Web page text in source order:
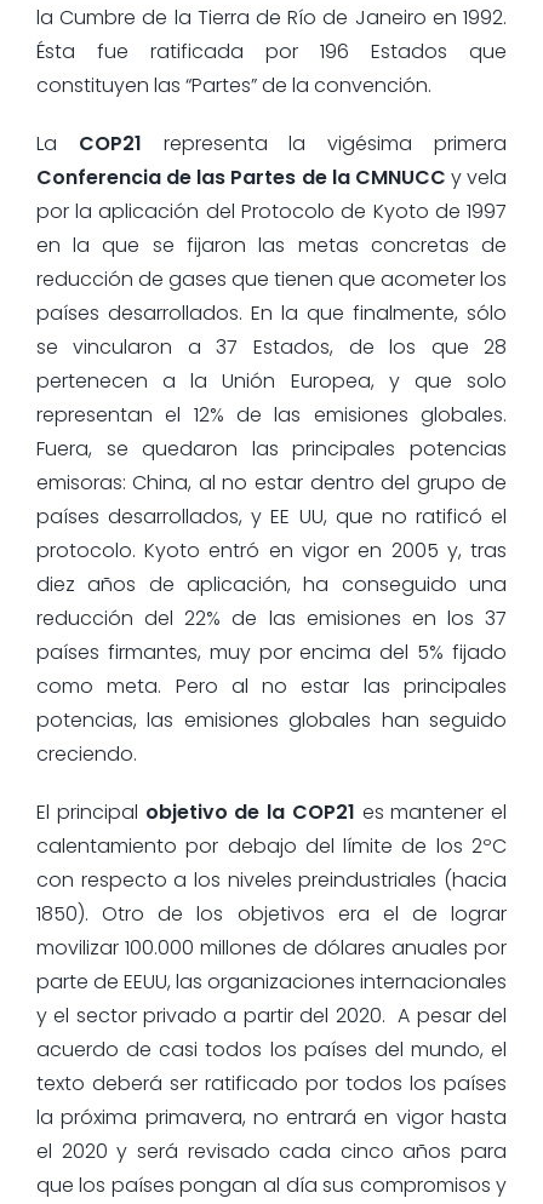
la Cumbre de la Tierra de Río de Janeiro en 1992.
Ésta fue ratificada por 196 Estados que
constituyen las “Partes” de la convención.
La COP21 representa la vigésima primera
Conferencia de las Partes de la CMNUCC y vela
por la aplicación del Protocolo de Kyoto de 1997
en la que se fijaron las metas concretas de
reducción de gases que tienen que acometer los
países desarrollados. En la que finalmente, sólo
se vincularon a 37 Estados, de los que 28
pertenecen a la Unión Europea, y que solo
representan el 12% de las emisiones globales.
Fuera, se quedaron las principales potencias
emisoras: China, al no estar dentro del grupo de
países desarrollados, y EE UU, que no ratificó el
protocolo. Kyoto entró en vigor en 2005 y, tras
diez años de aplicación, ha conseguido una
reducción del 22% de las emisiones en los 37
países firmantes, muy por encima del 5% fijado
como meta. Pero al no estar las principales
potencias, las emisiones globales han seguido
creciendo.
El principal objetivo de la COP21 es mantener el
calentamiento por debajo del límite de los 2ºC
con respecto a los niveles preindustriales (hacia
1850). Otro de los objetivos era el de lograr
movilizar 100.000 millones de dólares anuales por
parte de EEUU, las organizaciones internacionales
y el sector privado a partir del 2020. A pesar del
acuerdo de casi todos los países del mundo, el
texto deberá ser ratificado por todos los países
la próxima primavera, no entrará en vigor hasta
el 2020 y será revisado cada cinco años para
que los países pongan al día sus compromisos y